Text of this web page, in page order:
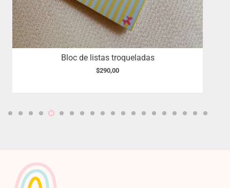
Bloc de listas troqueladas
$290,00